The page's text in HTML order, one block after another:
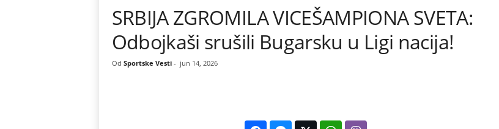
o
r
t
SRBIJA ZGROMILA VICEŠAMPIONA SVETA:
Odbojkaši srušili Bugarsku u Ligi nacija!
Od Sportske Vesti- jun 14, 2026